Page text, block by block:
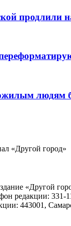
продлили
людям
«Другой город»
«Другой
редакции: 331-
443001,